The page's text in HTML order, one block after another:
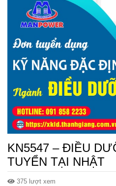
KN5547 – ĐIỀU
TUYỂN TẠI NHẬT
375 lượt xem